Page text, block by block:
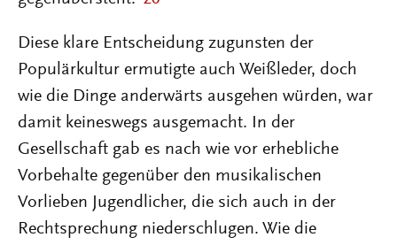
Diese klare Entscheidung zugunsten der
Populärkultur ermutigte auch Weißleder, doch
wie die Dinge anderwärts ausgehen würden, war
damit keineswegs ausgemacht. In der
Gesellschaft gab es nach wie vor erhebliche
Vorbehalte gegenüber den musikalischen
Vorlieben Jugendlicher, die sich auch in der
Rechtsprechung niederschlugen. Wie die